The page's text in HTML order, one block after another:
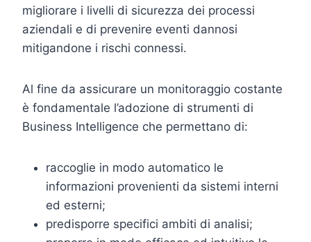
migliorare i livelli di sicurezza dei processi
aziendali e di prevenire eventi dannosi
mitigandone i rischi connessi.
Al fine da assicurare un monitoraggio costante
è fondamentale l’adozione di strumenti di
Business Intelligence che permettano di:
raccoglie in modo automatico le
informazioni provenienti da sistemi interni
ed esterni;
predisporre specifici ambiti di analisi;